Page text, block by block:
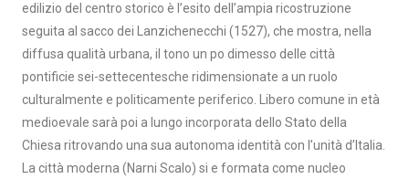
edilizio del centro storico è l’esito dell’ampia ricostruzione
seguita al sacco dei Lanzichenecchi (1527), che mostra, nella
diffusa qualità urbana, il tono un po dimesso delle città
pontificie sei-settecentesche ridimensionate a un ruolo
culturalmente e politicamente periferico. Libero comune in età
medioevale sarà poi a lungo incorporata dello Stato della
Chiesa ritrovando una sua autonoma identità con l’unità d’Italia.
La città moderna (Narni Scalo) si e formata come nucleo